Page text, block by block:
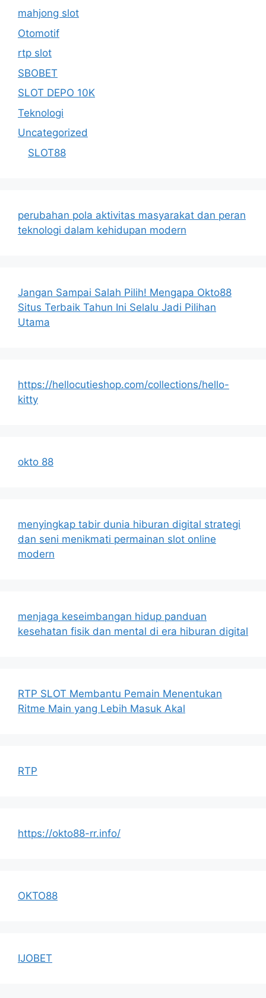
mahjong slot
Otomotif
rtp slot
SBOBET
SLOT DEPO 10K
Teknologi
Uncategorized
SLOT88
perubahan pola aktivitas masyarakat dan peran
teknologi dalam kehidupan modern
Jangan Sampai Salah Pilih! Mengapa Okto88
Situs Terbaik Tahun Ini Selalu Jadi Pilihan
Utama
https://hellocutieshop.com/collections/hello-
kitty
okto 88
menyingkap tabir dunia hiburan digital strategi
dan seni menikmati permainan slot online
modern
menjaga keseimbangan hidup panduan
kesehatan fisik dan mental di era hiburan digital
RTP SLOT Membantu Pemain Menentukan
Ritme Main yang Lebih Masuk Akal
RTP
https://okto88-rr.info/
OKTO88
IJOBET